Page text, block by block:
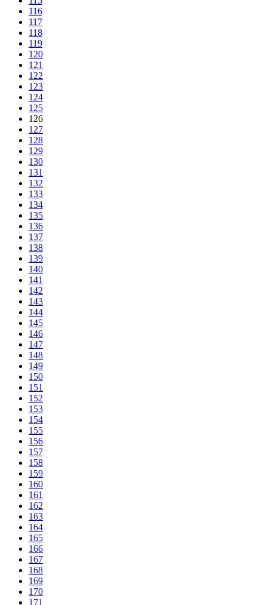
116
117
118
119
120
121
122
123
124
125
126
127
128
129
130
131
132
133
134
135
136
137
138
139
140
141
142
143
144
145
146
147
148
149
150
151
152
153
154
155
156
157
158
159
160
161
162
163
164
165
166
167
168
169
170
171